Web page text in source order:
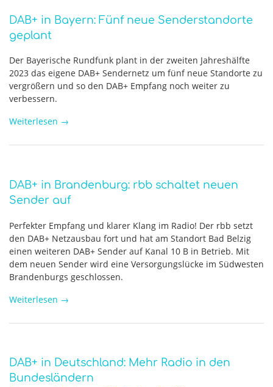
DAB+ in Bayern: Fünf neue Senderstandorte
geplant
Der Bayerische Rundfunk plant in der zweiten Jahreshälfte
2023 das eigene DAB+ Sendernetz um fünf neue Standorte zu
vergrößern und so den DAB+ Empfang noch weiter zu
verbessern.
Weiterlesen →
DAB+ in Brandenburg: rbb schaltet neuen
Sender auf
Perfekter Empfang und klarer Klang im Radio! Der rbb setzt
den DAB+ Netzausbau fort und hat am Standort Bad Belzig
einen weiteren DAB+ Sender auf Kanal 10 B in Betrieb. Mit
dem neuen Sender wird eine Versorgungslücke im Südwesten
Brandenburgs geschlossen.
Weiterlesen →
DAB+ in Deutschland: Mehr Radio in den
Bundesländern